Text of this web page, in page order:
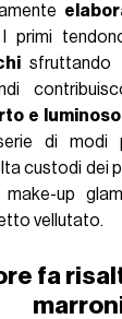
primi
sfruttando
e luminoso
di modi
custodi dei
up
vellutato.
fa